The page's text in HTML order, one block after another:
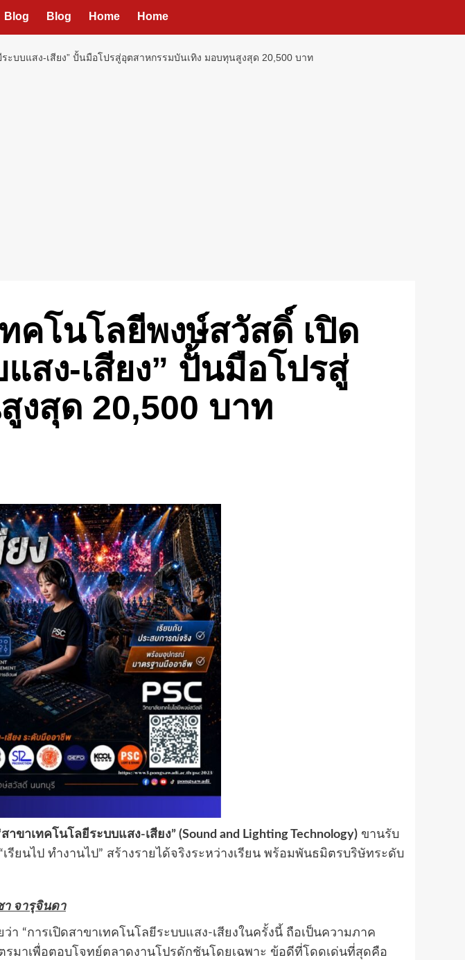
Blog Blog Home Home
บบแสง-เสียง” ปั้นมือโปรสู่อุตสาหกรรมบันเทิง มอบทุนสูงสุด 20,500 บาท
คโนโลยีพงษ์สวัสดิ์ เปิด
สง-เสียง” ปั้นมือโปรสู่
งสุด 20,500 บาท
สาขาเทคโนโลยีระบบแสง-เสียง” (Sound and Lighting Technology) ขานรับ
ยนไป ทำงานไป” สร้างรายได้จริงระหว่างเรียน พร้อมพันธมิตรบริษัทระดับ
จารุจินดา
ว่า “การเปิดสาขาเทคโนโลยีระบบแสง-เสียงในครั้งนี้ ถือเป็นความภาค
มาเพื่อตอบโจทย์ตลาดงานโปรดักชันโดยเฉพาะ ข้อดีที่โดดเด่นที่สุดคือ